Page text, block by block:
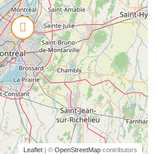
Leaflet | © OpenStreetMap contributors